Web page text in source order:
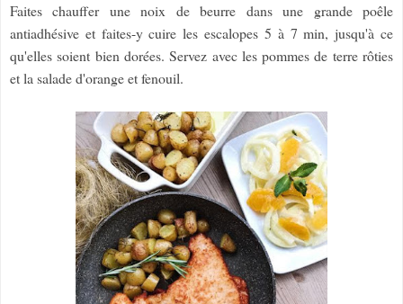
Faites chauffer une noix de beurre dans une grande poêle
antiadhésive et faites-y cuire les escalopes 5 à 7 min, jusqu'à ce
qu'elles soient bien dorées. Servez avec les pommes de terre rôties
et la salade d'orange et fenouil.